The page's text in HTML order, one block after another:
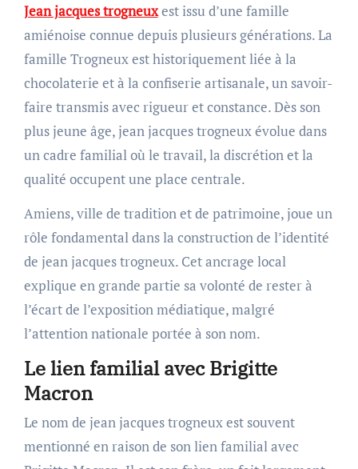
Jean jacques trogneuxest issu d’une famille
amiénoise connue depuis plusieurs générations. La
famille Trogneux est historiquement liée à la
chocolaterie et à la confiserie artisanale, un savoir-
faire transmis avec rigueur et constance. Dès son
plus jeune âge, jean jacques trogneux évolue dans
un cadre familial où le travail, la discrétion et la
qualité occupent une place centrale.
Amiens, ville de tradition et de patrimoine, joue un
rôle fondamental dans la construction de l’identité
de jean jacques trogneux. Cet ancrage local
explique en grande partie sa volonté de rester à
l’écart de l’exposition médiatique, malgré
l’attention nationale portée à son nom.
Le lien familial avec Brigitte
Macron
Le nom de jean jacques trogneux est souvent
mentionné en raison de son lien familial avec